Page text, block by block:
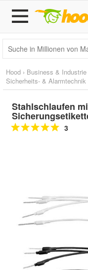
Hood › Business & Industrie
Sicherheits- & Alarmtechnik
Stahlschlaufen
3